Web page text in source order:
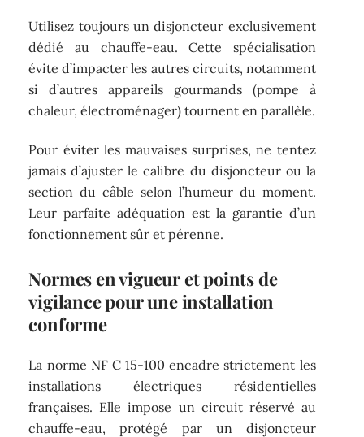
Utilisez toujours un disjoncteur exclusivement
dédié au chauffe-eau. Cette spécialisation
évite d’impacter les autres circuits, notamment
si d’autres appareils gourmands (pompe à
chaleur, électroménager) tournent en parallèle.
Pour éviter les mauvaises surprises, ne tentez
jamais d’ajuster le calibre du disjoncteur ou la
section du câble selon l’humeur du moment.
Leur parfaite adéquation est la garantie d’un
fonctionnement sûr et pérenne.
Normes en vigueur et points de
vigilance pour une installation
conforme
La norme NF C 15-100 encadre strictement les
installations électriques résidentielles
françaises. Elle impose un circuit réservé au
chauffe-eau, protégé par un disjoncteur